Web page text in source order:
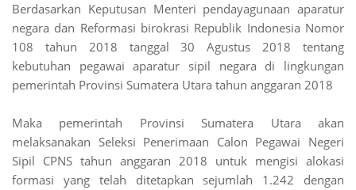
Berdasarkan Keputusan Menteri pendayagunaan aparatur
negara dan Reformasi birokrasi Republik Indonesia Nomor
108 tahun 2018 tanggal 30 Agustus 2018 tentang
kebutuhan pegawai aparatur sipil negara di lingkungan
pemerintah Provinsi Sumatera Utara tahun anggaran 2018
Maka pemerintah Provinsi Sumatera Utara akan
melaksanakan Seleksi Penerimaan Calon Pegawai Negeri
Sipil CPNS tahun anggaran 2018 untuk mengisi alokasi
formasi yang telah ditetapkan sejumlah 1.242 dengan